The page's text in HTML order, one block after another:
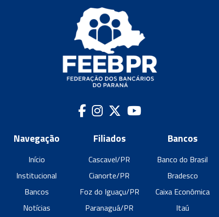
Navegação
Início
Institucional
Bancos
Notícias
Filiados
Cascavel/PR
Cianorte/PR
Foz do Iguaçu/PR
Paranaguá/PR
Bancos
Banco do Brasil
Bradesco
Caixa Econômica
Itaú